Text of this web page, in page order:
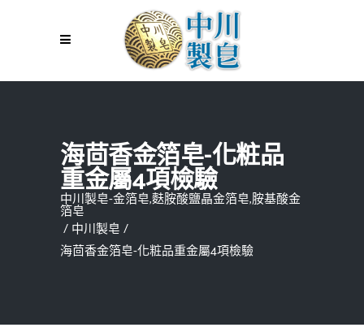
海茴香金箔皂-化粧品
重金屬4項檢驗
中川製皂-金箔皂,麩胺酸鹽晶金箔皂,胺基酸金
箔皂
/ 中川製皂 /
海茴香金箔皂-化粧品重金屬4項檢驗